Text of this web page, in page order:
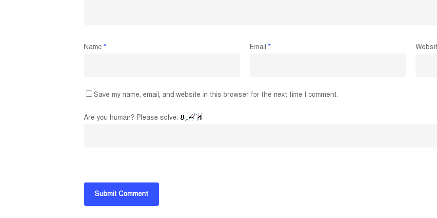
Name * Email *
Save my name, email, and website in this browser for the next time I comment.
Are you human? Please solve: